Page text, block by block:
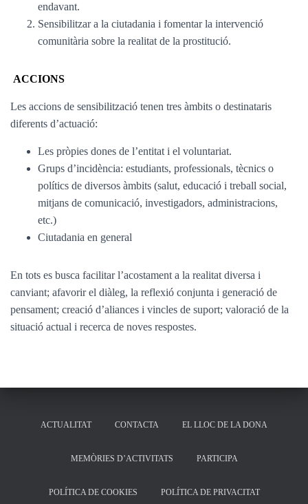
endavant.
Sensibilitzar a la ciutadania i fomentar la intervenció
comunitària sobre la realitat de la prostitució.
ACCIONS
Les accions de sensibilització tenen tres àmbits o destinataris
diferents d’actuació:
Les pròpies dones de l’entitat i el voluntariat.
Grups d’incidència: estudiants, professionals, tècnics o
polítics de diversos àmbits (salut, educació i treball social,
mitjans de comunicació, investigadors, administracions,
etc.)
Ciutadania en general
En tots es busca facilitar l’acostament a la realitat diversa i
canviant; afavorir el diàleg, la reflexió conjunta i generació de
pensament; creació d’aliances i vincles de suport; valoració de la
situació actual i recerca de noves respostes.
ACTUALITAT CONTACTA EL LLOC DE LA DONA
MEMÒRIES D’ACTIVITATS PARTICIPA
POLÍTICA DE COOKIES POLÍTICA DE PRIVACITAT